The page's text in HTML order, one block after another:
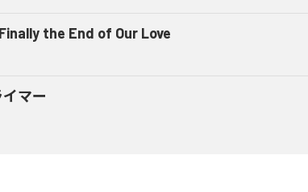
the End of Our Love
マー